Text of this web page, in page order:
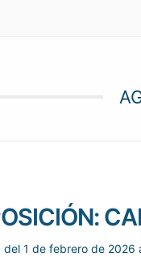
del 1 de febrero de 2026